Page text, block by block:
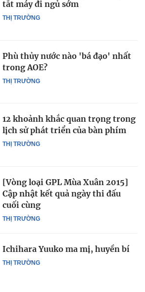
THỊ TRƯỜNG
tắt máy đi ngủ sớm
THỊ TRƯỜNG
Phù thủy nước nào 'bá đạo' nhất
trong AOE?
THỊ TRƯỜNG
12 khoảnh khắc quan trọng trong
lịch sử phát triển của bàn phím
THỊ TRƯỜNG
[Vòng loại GPL Mùa Xuân 2015]
Cập nhật kết quả ngày thi đấu
cuối cùng
THỊ TRƯỜNG
Ichihara Yuuko ma mị, huyền bí